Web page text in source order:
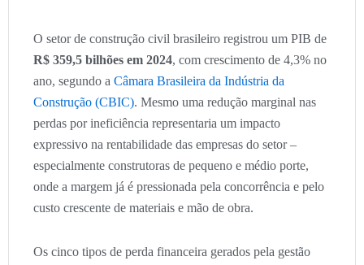
O setor de construção civil brasileiro registrou um PIB de
R$ 359,5 bilhões em 2024, com crescimento de 4,3% no
ano, segundo a Câmara Brasileira da Indústria da
Construção (CBIC). Mesmo uma redução marginal nas
perdas por ineficiência representaria um impacto
expressivo na rentabilidade das empresas do setor –
especialmente construtoras de pequeno e médio porte,
onde a margem já é pressionada pela concorrência e pelo
custo crescente de materiais e mão de obra.
Os cinco tipos de perda financeira gerados pela gestão